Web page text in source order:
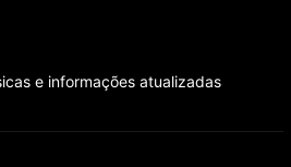
e informações atualizadas